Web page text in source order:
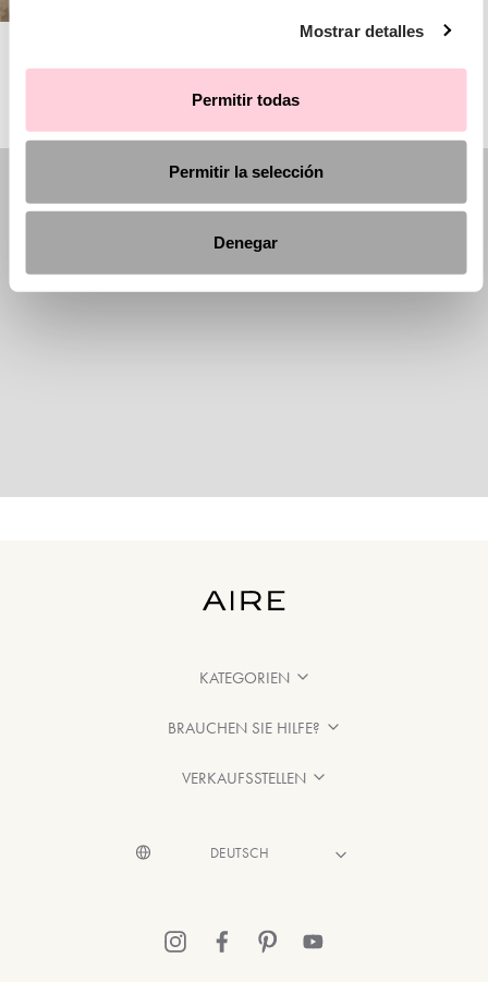
Mostrar detalles
Permitir todas
Permitir la selección
Denegar
KATEGORIEN
BRAUCHEN SIE HILFE?
VERKAUFSSTELLEN